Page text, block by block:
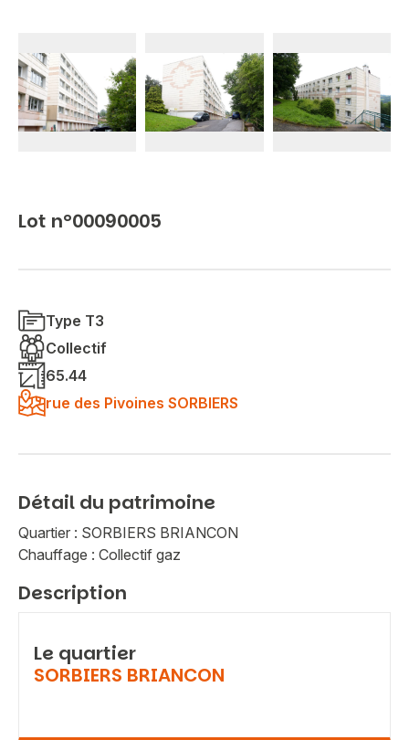
Lot n°00090005
Type T3
Collectif
65.44
rue des Pivoines SORBIERS
Détail du patrimoine
Quartier : SORBIERS BRIANCON
Chauffage : Collectif gaz
Description
Le quartier
SORBIERS BRIANCON